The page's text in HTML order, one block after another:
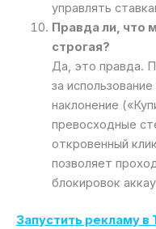
управлять
Правда ли, что
строгая?
Да, это правда.
за
наклонение
превосходные
откровенный
позволяет
блокировок
Запустить рекламу в